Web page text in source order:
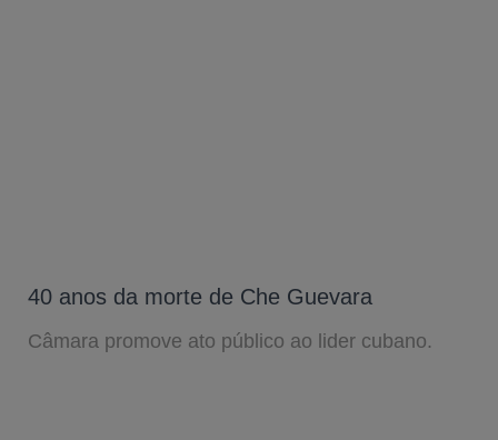
40 anos da morte de Che Guevara
Câmara promove ato público ao lider cubano.